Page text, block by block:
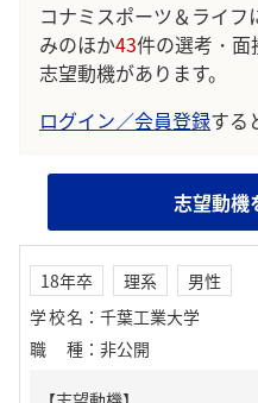
コナミスポーツ＆ライフ
みのほか43件の選考・面
志望動機があります。
ログイン／会員登録する
志望動機
18年卒 理系
男性
学校名 ： 千葉工業大学
職種 ： 非公開